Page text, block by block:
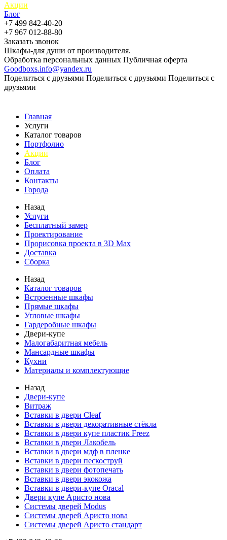
Акции
Блог
+7 499 842-40-20
+7 967 012-88-80
Заказать звонок
Шкафы-для души от производителя.
Обработка персональных данных Публичная оферта
Goodboxs.info@yandex.ru
Поделиться с друзьями Поделиться с друзьями Поделиться с
друзьями
Главная
Услуги
Каталог товаров
Портфолио
Акции
Блог
Оплата
Контакты
Города
Назад
Услуги
Бесплатный замер
Проектирование
Прорисовка проекта в 3D Max
Доставка
Сборка
Назад
Каталог товаров
Встроенные шкафы
Прямые шкафы
Угловые шкафы
Гардеробные шкафы
Двери-купе
Малогабаритная мебель
Мансардные шкафы
Кухни
Материалы и комплектующие
Назад
Двери-купе
Витраж
Вставки в двери Cleaf
Вставки в двери декоративные стёкла
Вставки в двери купе пластик Freez
Вставки в двери Лакобель
Вставки в двери мдф в пленке
Вставки в двери пескоструй
Вставки в двери фотопечать
Вставки в двери экокожа
Вставки в двери-купе Oracal
Двери купе Аристо нова
Системы дверей Modus
Системы дверей Аристо нова
Системы дверей Аристо стандарт